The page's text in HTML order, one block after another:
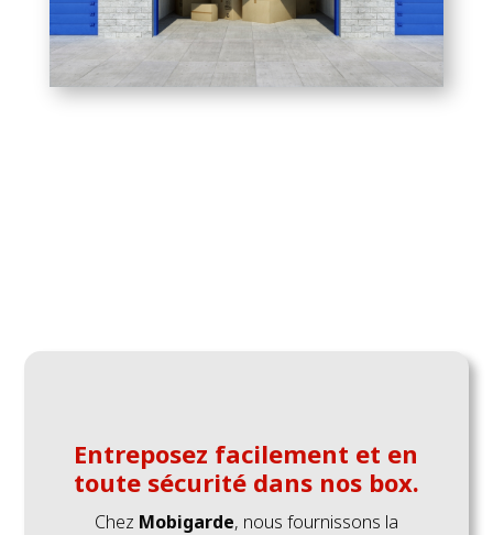
Entreposez facilement et en
toute sécurité dans nos box.
Chez Mobigarde, nous fournissons la